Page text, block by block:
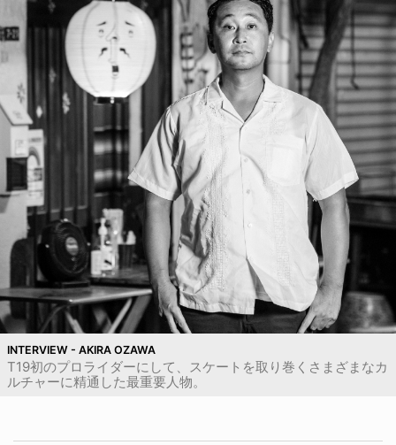
INTERVIEW - AKIRA OZAWA
T19初のプロライダーにして、スケートを取り巻くさまざまなカ
ルチャーに精通した最重要人物。